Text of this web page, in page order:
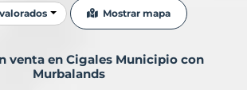
Mostrar mapa
venta en Cigales Municipio con
Murbalands